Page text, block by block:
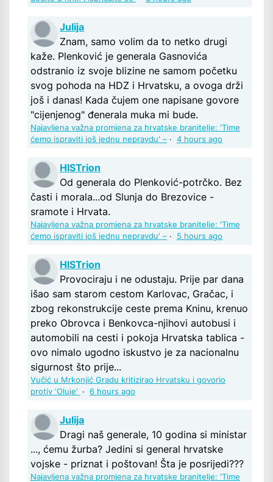
Julija
Znam, samo volim da to netko drugi
kaže. Plenković je generala Gasnovića
odstranio iz svoje blizine ne samom početku
svog pohoda na HDZ i Hrvatsku, a ovoga drži
još i danas! Kada čujem one napisane govore
"cijenjenog" đenerala muka mi bude.
Najavljena važna promjena za hrvatske branitelje: 'Time
ćemo ispraviti još jednu nepravdu' – · 4 hours ago
HISTrion
Od generala do Plenković-potrčko. Bez
časti i morala...od Slunja do Brezovice -
sramote i Hrvata.
Najavljena važna promjena za hrvatske branitelje: 'Time
ćemo ispraviti još jednu nepravdu' – · 5 hours ago
HISTrion
Provociraju i ne odustaju. Prije par dana
išao sam starom cestom Karlovac, Gračac, i
zbog rekonstrukcije ceste prema Kninu, krenuo
preko Obrovca i Benkovca-njihovi autobusi i
automobili na cesti i pokoja Hrvatska tablica -
ovo nimalo ugodno iskustvo je za nacionalnu
sigurnost što prije...
Vučić u Mrkonjić Gradu kritizirao Hrvatsku i govorio
protiv ‘Oluje’ · 6 hours ago
Julija
Dragi naš generale, 10 godina si ministar
..., ćemu žurba? Jedini si general hrvatske
vojske - priznat i poštovan! Šta je posrijedi???
Najavljena važna promjena za hrvatske branitelje: 'Time